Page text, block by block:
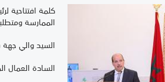
كلمة افتتاحية
الممارسة
السيد والي
السادة العمال